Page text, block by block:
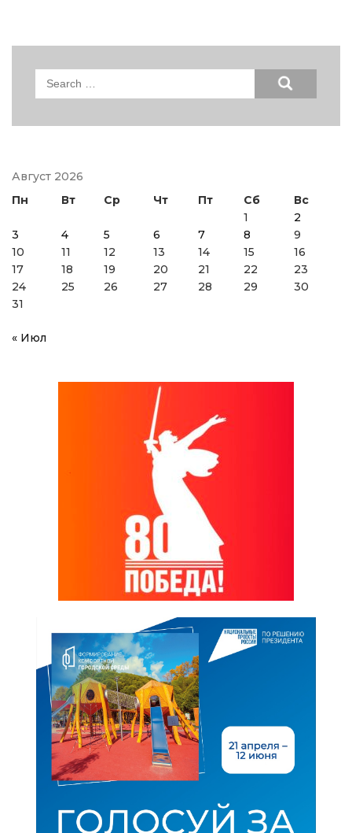
Search
Август 2026
Пн
Вт Ср Чт Пт Сб
Вс
1
2
3
4 5 6 7 8
9
10
11 12 13 14 15
16
17
18 19 20 21 22
23
24
25 26 27 28 29
30
31
« Июл